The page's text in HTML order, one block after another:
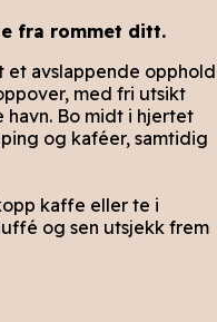
fra rommet ditt.
avslappende opphold
med fri utsikt
havn. Bo midt i hjertet
og kaféer, samtidig
kaffe eller te i
og sen utsjekk frem